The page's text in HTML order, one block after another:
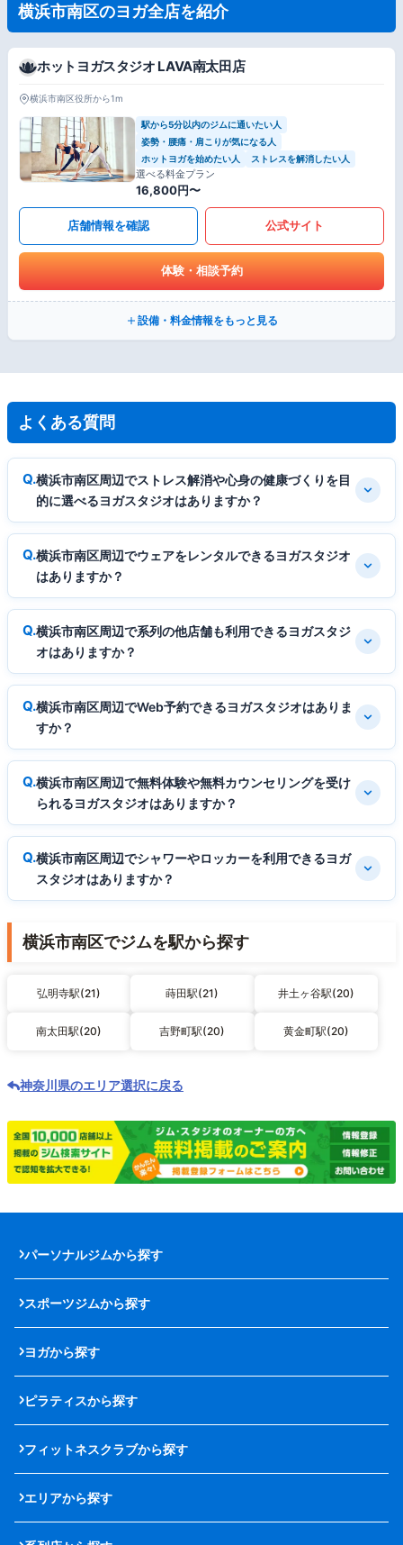
横浜市南区のヨガ全店を紹介
ホットヨガスタジオ LAVA南太田店
横浜市南区役所から1m
駅から5分以内のジムに通いたい人
姿勢・腰痛・肩こりが気になる人
ホットヨガを始めたい人
ストレスを解消したい人
選べる料金プラン
16,800円〜
店舗情報を確認 公式サイト
体験・相談予約
設備・料金情報をもっと見る
よくある質問
横浜市南区周辺でストレス解消や心身の健康づくりを目
的に選べるヨガスタジオはありますか？
横浜市南区周辺でウェアをレンタルできるヨガスタジオ
はありますか？
横浜市南区周辺で系列の他店舗も利用できるヨガスタジ
オはありますか？
横浜市南区周辺でWeb予約できるヨガスタジオはありま
すか？
横浜市南区周辺で無料体験や無料カウンセリングを受け
られるヨガスタジオはありますか？
横浜市南区周辺でシャワーやロッカーを利用できるヨガ
スタジオはありますか？
横浜市南区でジムを駅から探す
弘明寺駅(21) 蒔田駅(21) 井土ヶ谷駅(20)
南太田駅(20) 吉野町駅(20) 黄金町駅(20)
神奈川県のエリア選択に戻る
パーソナルジムから探す
スポーツジムから探す
ヨガから探す
ピラティスから探す
フィットネスクラブから探す
エリアから探す